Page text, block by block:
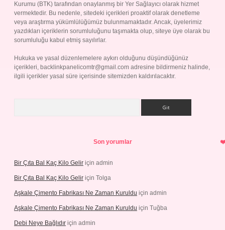
Kurumu (BTK) tarafından onaylanmış bir Yer Sağlayıcı olarak hizmet
vermektedir. Bu nedenle, sitedeki içerikleri proaktif olarak denetleme
veya araştırma yükümlülüğümüz bulunmamaktadır. Ancak, üyelerimiz
yazdıkları içeriklerin sorumluluğunu taşımakta olup, siteye üye olarak bu
sorumluluğu kabul etmiş sayılırlar.
Hukuka ve yasal düzenlemelere aykırı olduğunu düşündüğünüz
içerikleri, backlinkpanelicomtr@gmail.com adresine bildirmeniz halinde,
ilgili içerikler yasal süre içerisinde sitemizden kaldırılacaktır.
Son yorumlar
Bir Çıta Bal Kaç Kilo Gelir için admin
Bir Çıta Bal Kaç Kilo Gelir için Tolga
Aşkale Çimento Fabrikası Ne Zaman Kuruldu için admin
Aşkale Çimento Fabrikası Ne Zaman Kuruldu için Tuğba
Debi Neye Bağlıdır için admin